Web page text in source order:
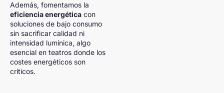
Además, fomentamos la
eficiencia energética con
soluciones de bajo consumo
sin sacrificar calidad ni
intensidad lumínica, algo
esencial en teatros donde los
costes energéticos son
críticos.